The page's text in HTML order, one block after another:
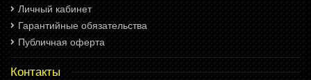
Личный кабинет
Гарантийные обязательства
Публичная оферта
Контакты